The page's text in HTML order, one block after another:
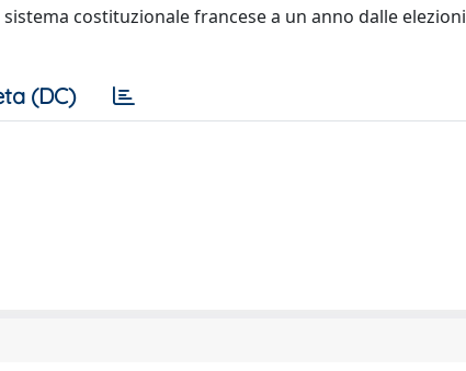
costituzionale francese a un anno dalle elezioni
(DC)